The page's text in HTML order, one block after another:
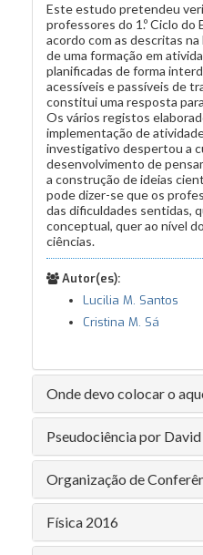
Este estudo pretendeu
professores do 1.º Ciclo do
acordo com as descritas
de uma formação em
planificadas de forma
acessíveis e passíveis de
constitui uma resposta
Os vários registos
implementação de
investigativo despertou a
desenvolvimento de
a construção de ideias
pode dizer-se que os
das dificuldades sentidas,
conceptual, quer ao nível
ciências.
Autor(es):
Lucilia M. Santos
Cristina M. Sá
Onde devo colocar o
Pseudociência por
Organização de
Física 2016